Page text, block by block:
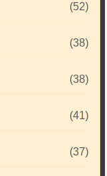
(52)
(38)
(38)
(41)
(37)